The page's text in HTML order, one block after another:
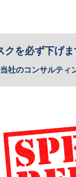
を必ず下げま
社のコンサルティ